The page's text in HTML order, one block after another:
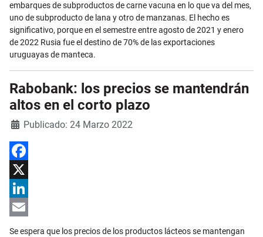
embarques de subproductos de carne vacuna en lo que va del mes,
uno de subproducto de lana y otro de manzanas. El hecho es
significativo, porque en el semestre entre agosto de 2021 y enero
de 2022 Rusia fue el destino de 70% de las exportaciones
uruguayas de manteca.
Rabobank: los precios se mantendrán
altos en el corto plazo
DetallesPublicado: 24 Marzo 2022
Facebook
X
LinkedIn
Se espera que los precios de los productos lácteos se mantengan